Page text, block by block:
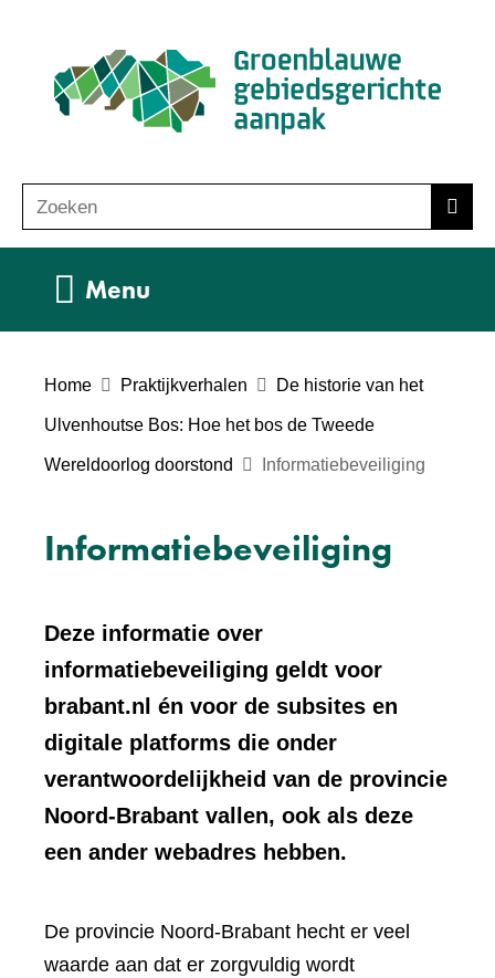
naar
de
inhoud
o
e
Zoeken
Menu
Home Praktijkverhalen De historie van het
Ulvenhoutse Bos: Hoe het bos de Tweede
Wereldoorlog doorstond Informatiebeveiliging
Informatiebeveiliging
Deze informatie over
informatiebeveiliging geldt voor
brabant.nl én voor de subsites en
digitale platforms die onder
verantwoordelijkheid van de provincie
Noord-Brabant vallen, ook als deze
een ander webadres hebben.
De provincie Noord-Brabant hecht er veel
waarde aan dat er zorgvuldig wordt